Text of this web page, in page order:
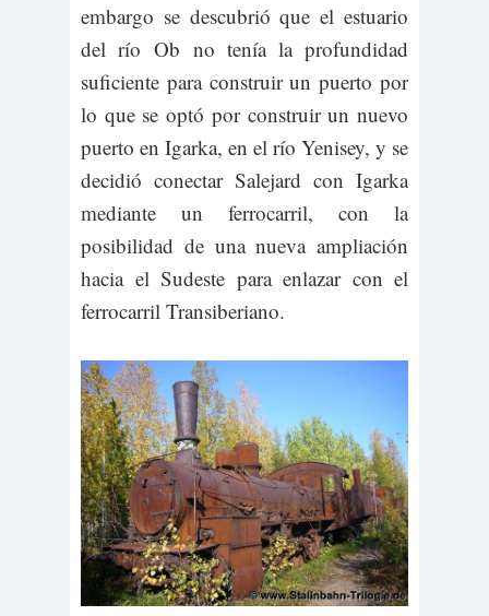
embargo se descubrió que el estuario
del río Ob no tenía la profundidad
suficiente para construir un puerto por
lo que se optó por construir un nuevo
puerto en Igarka, en el río Yenisey, y se
decidió conectar Salejard con Igarka
mediante un ferrocarril, con la
posibilidad de una nueva ampliación
hacia el Sudeste para enlazar con el
ferrocarril Transiberiano.